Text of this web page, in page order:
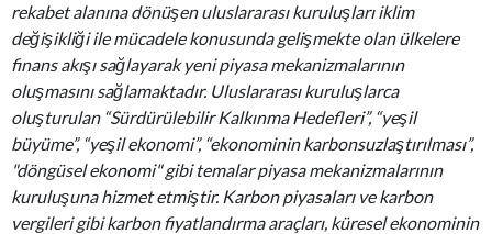
rekabet alanına dönüşen uluslararası kuruluşları iklim
değişikliği ile mücadele konusunda gelişmekte olan ülkelere
finans akışı sağlayarak yeni piyasa mekanizmalarının
oluşmasını sağlamaktadır. Uluslararası kuruluşlarca
oluşturulan “Sürdürülebilir Kalkınma Hedefleri”, “yeşil
büyüme”, “yeşil ekonomi”, “ekonominin karbonsuzlaştırılması”,
"döngüsel ekonomi" gibi temalar piyasa mekanizmalarının
kuruluşuna hizmet etmiştir. Karbon piyasaları ve karbon
vergileri gibi karbon fiyatlandırma araçları, küresel ekonominin